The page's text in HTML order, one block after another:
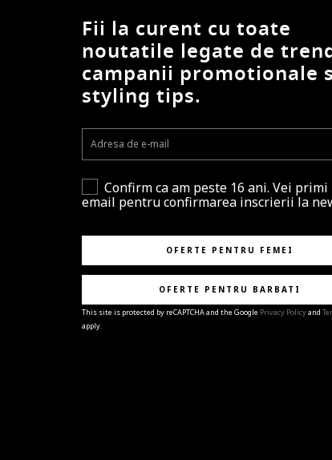
Fii la curent cu toate
noutatile legate de
campanii promotionale
styling tips.
Confirm ca am peste 16 ani. Vei primi
email pentru confirmarea inscrierii la
OFERTE PENTRU FEMEI
OFERTE PENTRU BARBATI
This site is protected by reCAPTCHA and the Google Privacy Policyand
apply.